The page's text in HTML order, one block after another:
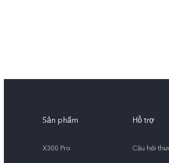
Sản phẩm
X300 Pro
Hỗ trợ
Câu hỏi